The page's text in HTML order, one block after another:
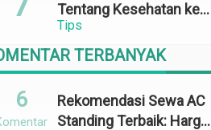
Tips
Tentang Kesehatan ke
Media Online: 100%
TerbitTERBANYAK
Rekomendasi Sewa AC
Standing Terbaik: Harga,
6